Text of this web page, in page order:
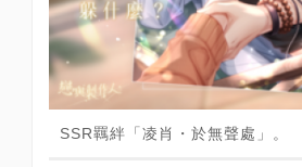
SSR羈絆「凌肖・於無聲處」。